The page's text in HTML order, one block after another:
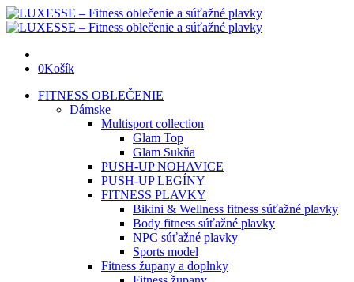
0Košík
FITNESS OBLEČENIE
Dámske
Multisport collection
Glam Top
Glam Sukňa
PUSH-UP NOHAVICE
PUSH-UP LEGÍNY
FITNESS PLAVKY
Bikini & Wellness fitness súťažné plavky
Body fitness súťažné plavky
NPC súťažné plavky
Sports model
Fitness župany a doplnky